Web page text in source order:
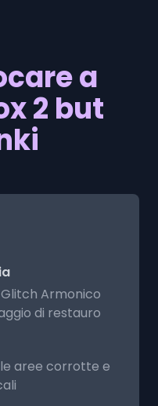
a
2 but
Armonico
di restauro
aree corrotte e